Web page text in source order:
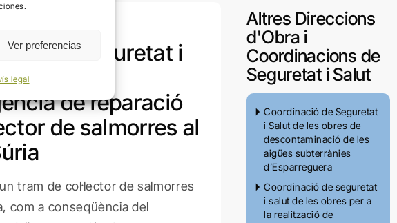
Ver preferencias
legal
de Seguretat i
obres
de reparació
de salmorres al
tram de col·lector de salmorres
com a conseqüència del
Altres Direccions
d'Obra i
Coordinacions de
Seguretat i Salut
Coordinació de Seguretat
i Salut de les obres de
descontaminació de les
aigües subterrànies
d’Esparreguera
Coordinació de seguretat
i salut de les obres per a
la realització de